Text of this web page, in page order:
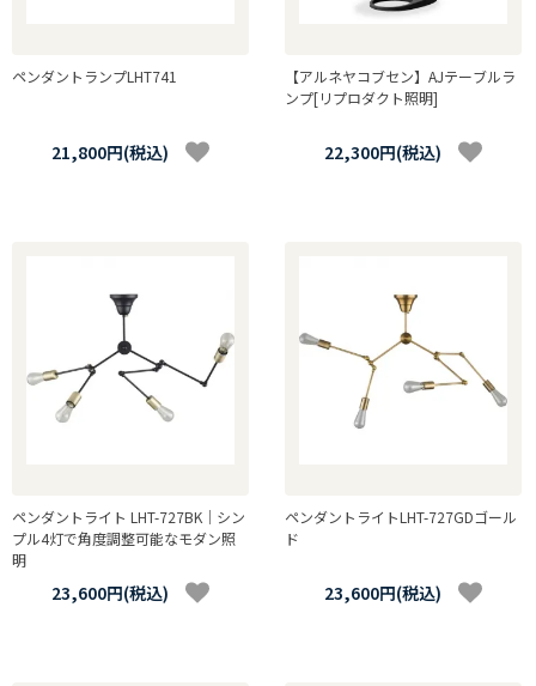
ペンダントランプLHT741
21,800円(税込)
【アルネヤコブセン】AJテーブルラ
ンプ[リプロダクト照明]
22,300円(税込)
ペンダントライト LHT-727BK｜シン
プル4灯で角度調整可能なモダン照
明
23,600円(税込)
ペンダントライトLHT-727GDゴール
ド
23,600円(税込)